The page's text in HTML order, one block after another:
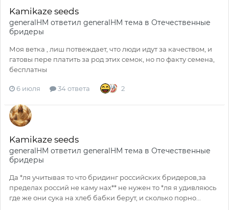
Kamikaze seeds
generalHM ответил generalHM тема в Отечественные
бридеры
Моя ветка , лиш потвеждает, что люди идут за качеством, и
гатовы пере платить за род этих семок, но по факту семена,
бесплатны
6 июля 34 ответа 2
Kamikaze seeds
generalHM ответил generalHM тема в Отечественные
бридеры
Да *ля учитывая то что бридинг российских бридеров,за
пределах россий не каму нах** не нужен то *ля я удивляюсь
где же они сука на хлеб бабки берут, и сколько порно...